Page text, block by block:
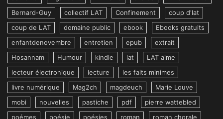
Bernard-Guy
collectif LAT Confinement
coup d'lat
coup de LAT
domaine public ebook
Ebooks gratuits
enfantdenovembre
entretien epub
extrait
Hosannam
Humour kindle lat
LAT aime
lecteur électronique
lecture
les faits minimes
livre numérique
Mag2ch magdeuch
Marie Louve
mobi
nouvelles pastiche pdf
pierre wattebled
poémes
poésie poésies roman
roman chorale